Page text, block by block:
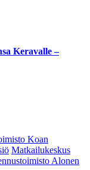
Keravalle –
Koan
Matkailukeskus
Alonen